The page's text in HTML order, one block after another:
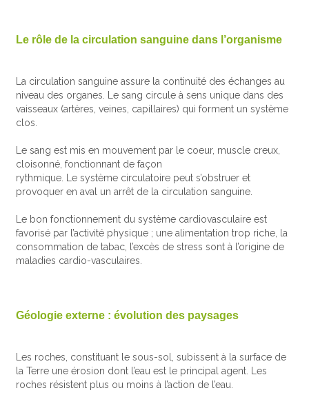
Le rôle de la circulation sanguine dans l’organisme
La circulation sanguine assure la continuité des échanges au
niveau des organes. Le sang circule à sens unique dans des
vaisseaux (artères, veines, capillaires) qui forment un système
clos.
Le sang est mis en mouvement par le coeur, muscle creux,
cloisonné, fonctionnant de façon
rythmique. Le système circulatoire peut s’obstruer et
provoquer en aval un arrêt de la circulation sanguine.
Le bon fonctionnement du système cardiovasculaire est
favorisé par l’activité physique ; une alimentation trop riche, la
consommation de tabac, l’excès de stress sont à l’origine de
maladies cardio-vasculaires.
Géologie externe : évolution des paysages
Les roches, constituant le sous-sol, subissent à la surface de
la Terre une érosion dont l’eau est le principal agent. Les
roches résistent plus ou moins à l’action de l’eau.